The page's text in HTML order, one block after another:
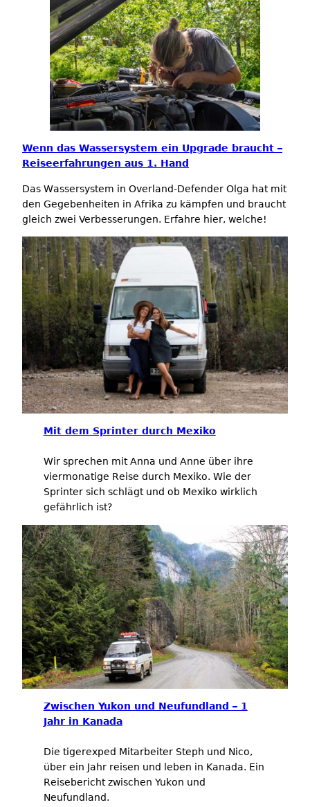
Wenn das Wassersystem ein Upgrade braucht –
Reiseerfahrungen aus 1. Hand
Das Wassersystem in Overland-Defender Olga hat mit
den Gegebenheiten in Afrika zu kämpfen und braucht
gleich zwei Verbesserungen. Erfahre hier, welche!
Mit dem Sprinter durch Mexiko
Wir sprechen mit Anna und Anne über ihre
viermonatige Reise durch Mexiko. Wie der
Sprinter sich schlägt und ob Mexiko wirklich
gefährlich ist?
Zwischen Yukon und Neufundland – 1
Jahr in Kanada
Die tigerexped Mitarbeiter Steph und Nico,
über ein Jahr reisen und leben in Kanada. Ein
Reisebericht zwischen Yukon und
Neufundland.